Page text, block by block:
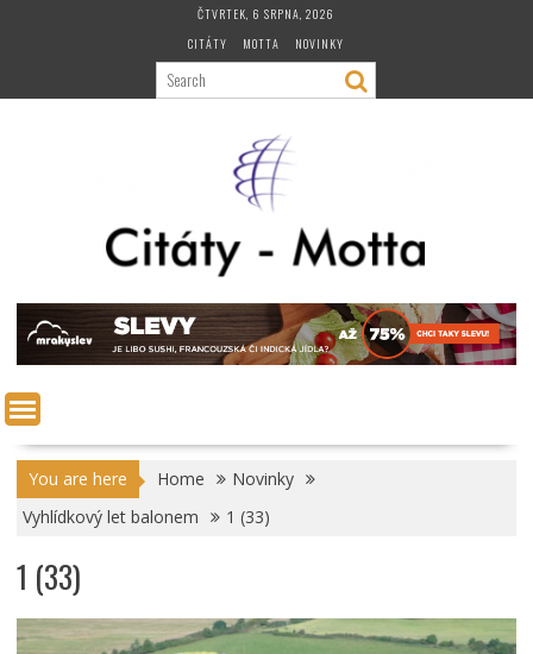
ČTVRTEK, 6 SRPNA, 2026
CITÁTY
MOTTA NOVINKY
You are here Home
Novinky
Vyhlídkový let balonem
1 (33)
1 (33)